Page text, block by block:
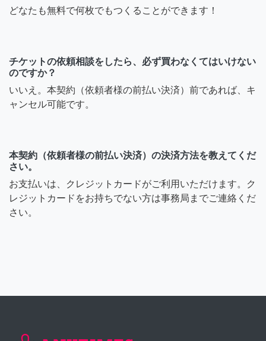
どなたも無料で何枚でもつくることができます！
チケットの依頼相談をしたら、必ず買わなくてはいけない
のですか？
いいえ。本契約（依頼者様の前払い決済）前であれば、キ
ャンセル可能です。
本契約（依頼者様の前払い決済）の決済方法を教えてくだ
さい。
お支払いは、クレジットカードがご利用いただけます。ク
レジットカードをお持ちでない方は事務局までご連絡くだ
さい。